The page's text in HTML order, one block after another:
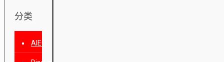
分类
AIEO